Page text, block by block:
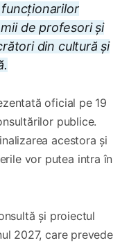
de profesori și
din cultură și
oficial pe 19
publice.
acestora și
vor putea intra în
și proiectul
2027, care prevede